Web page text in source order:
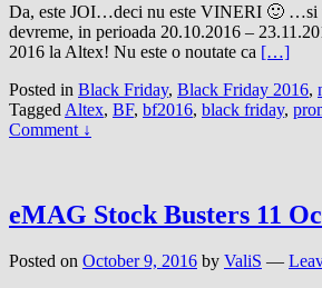
Da, este JOI…deci nu este VINERI 🙂 …si
devreme, in perioada 20.10.2016 –
2016 la Altex! Nu este o noutate ca […]
Posted in Black Friday, Black Friday 2016,
Tagged Altex, BF, bf2016, black friday,
Comment ↓
eMAG Stock Busters 11
Posted on October 9, 2016 by ValiS —